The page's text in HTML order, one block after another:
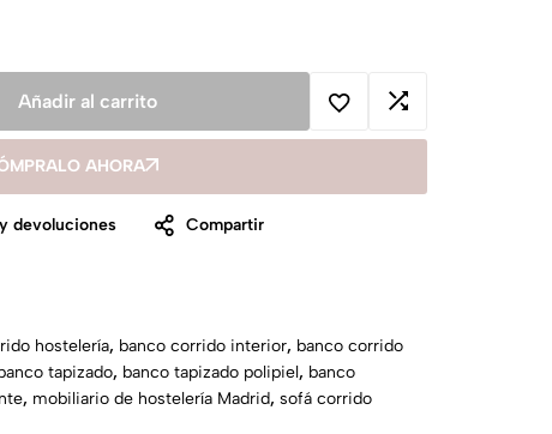
Añadir al carrito
AHORA
devoluciones Compartir
hostelería, banco corrido interior, banco corrido
tapizado, banco tapizado polipiel, banco
, mobiliario de hostelería Madrid, sofá corrido